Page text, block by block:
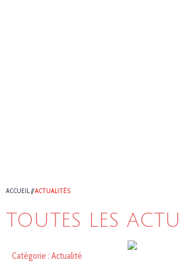
ACCUEIL//ACTUALITÉS
TOUTES LES
Catégorie : Actualité